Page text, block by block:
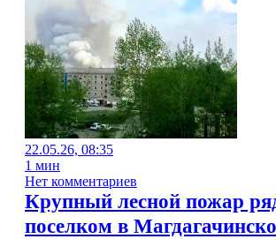
22.05.26, 08:35
1 мин
Нет комментариев
Крупный лесной пожар
поселком в